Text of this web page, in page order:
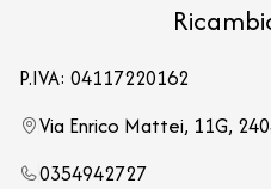
P.IVA: 04117220162
Via Enrico Mattei, 11G,
0354942727